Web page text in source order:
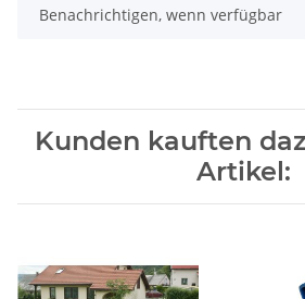
Benachrichtigen, wenn verfügbar
Kunden kauften
Artikel: